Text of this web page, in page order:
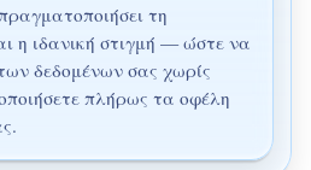
τη
η ιδανική στιγμή — ώστε να
δεδομένων σας χωρίς
πλήρως τα οφέλη